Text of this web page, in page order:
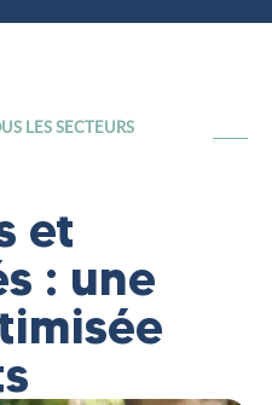
LES SECTEURS
et
: une